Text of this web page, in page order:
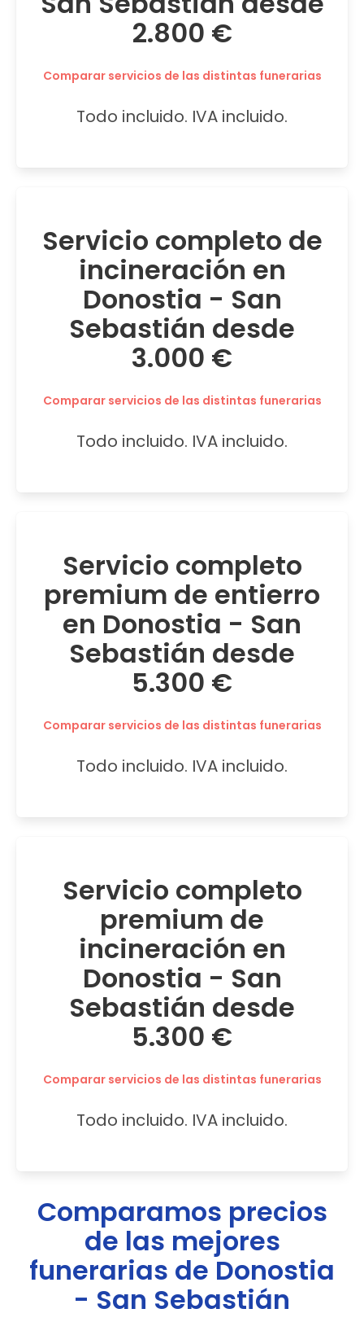
2.800 €
Comparar servicios de las distintas funerarias
Todo incluido. IVA incluido.
Servicio completo de
incineración en
Donostia - San
Sebastián desde
3.000 €
Comparar servicios de las distintas funerarias
Todo incluido. IVA incluido.
Servicio completo
premium de entierro
en Donostia - San
Sebastián desde
5.300 €
Comparar servicios de las distintas funerarias
Todo incluido. IVA incluido.
Servicio completo
premium de
incineración en
Donostia - San
Sebastián desde
5.300 €
Comparar servicios de las distintas funerarias
Todo incluido. IVA incluido.
Comparamos precios
de las mejores
funerarias de Donostia
- San Sebastián